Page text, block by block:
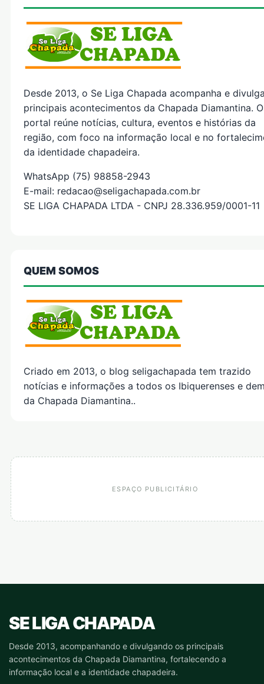
Desde 2013, o Se Liga Chapada acompanha e
principais acontecimentos da Chapada Diamantina. O
portal reúne notícias, cultura, eventos e histórias da
região, com foco na informação local e no
da identidade chapadeira.
WhatsApp (75) 98858-2943
E-mail: redacao@seligachapada.com.br
SE LIGA CHAPADA LTDA - CNPJ 28.336.959/0001-11
QUEM SOMOS
Criado em 2013, o blog seligachapada tem trazido
notícias e informações a todos os Ibiquerenses e
da Chapada Diamantina..
ESPAÇO PUBLICITÁRIO
SE LIGA CHAPADA
Desde 2013, acompanhando e divulgando os principais
acontecimentos da Chapada Diamantina, fortalecendo a
informação local e a identidade chapadeira.